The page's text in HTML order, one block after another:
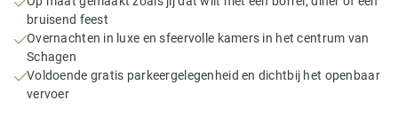
bruisend feest
Overnachten in luxe en sfeervolle kamers in het centrum van
Schagen
Voldoende gratis parkeergelegenheid en dichtbij het openbaar
vervoer